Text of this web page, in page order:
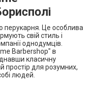
перукарня. Це особлива
свій стиль і
однодумців.
Barbershop" в
класичну
для розумних,
людей.